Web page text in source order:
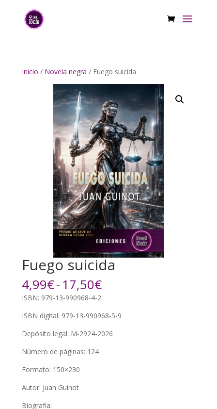
Inicio / Novela negra / Fuego suicida
Fuego suicida
4,99€-17,50€Rango
de
precios:
desde
4,99€
hasta
ISBN: 979-13-990968-4-2
ISBN digital: 979-13-990968-5-9
Depósito legal: M-2924-2026
Número de páginas: 124
Formato: 150×230
Autor: Juan Guinot
Biografía: